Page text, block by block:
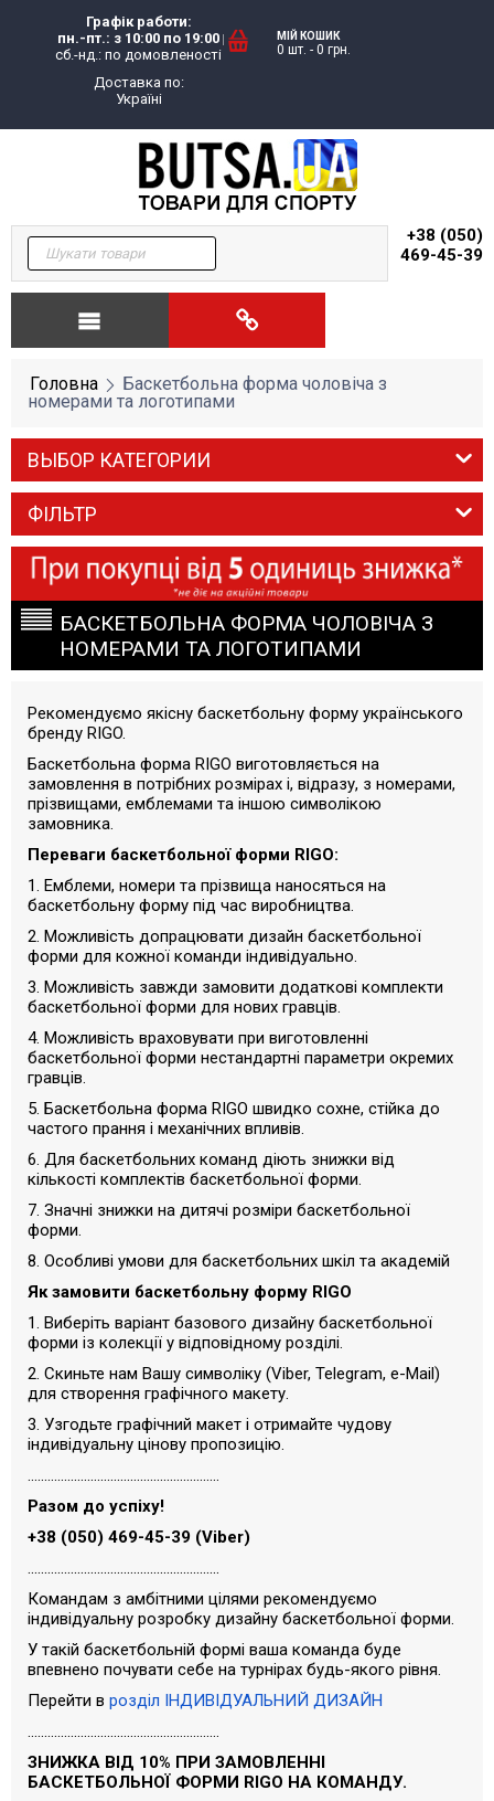
Графік работи:
пн.-пт.: з 10:00 по 19:00
сб.-нд.: по домовленості
Доставка по:
Україні
МІЙ КОШИК
0 шт. - 0 грн.
+38 (050)
469-45-39
Головна
Баскетбольна форма чоловіча з
номерами та логотипами
ВЫБОР КАТЕГОРИИ
ФІЛЬТР
БАСКЕТБОЛЬНА ФОРМА ЧОЛОВІЧА З
НОМЕРАМИ ТА ЛОГОТИПАМИ
Рекомендуємо якісну баскетбольну форму українського
бренду RIGO.
Баскетбольна форма RIGO виготовляється на
замовлення в потрібних розмірах і, відразу, з номерами,
прізвищами, емблемами та іншою символікою
замовника.
Переваги баскетбольної форми RIGO:
1. Емблеми, номери та прізвища наносяться на
баскетбольну форму під час виробництва.
2. Можливість допрацювати дизайн баскетбольної
форми для кожної команди індивідуально.
3. Можливість завжди замовити додаткові комплекти
баскетбольної форми для нових гравців.
4. Можливість враховувати при виготовленні
баскетбольної форми нестандартні параметри окремих
гравців.
5. Баскетбольна форма RIGO швидко сохне, стійка до
частого прання і механічних впливів.
6. Для баскетбольних команд діють знижки від
кількості комплектів баскетбольної форми.
7. Значні знижки на дитячі розміри баскетбольної
форми.
8. Особливі умови для баскетбольних шкіл та академій
Як замовити баскетбольну форму RIGO
1. Виберіть варіант базового дизайну баскетбольної
форми із колекції у відповідному розділі.
2. Скиньте нам Вашу символіку (Viber, Telegram, e-Mail)
для створення графічного макету.
3. Узгодьте графічний макет і отримайте чудову
індивідуальну цінову пропозицію.
..........................................................
Разом до успіху!
+38 (050) 469-45-39 (Viber)
..........................................................
Командам з амбітними цілями рекомендуємо
індивідуальну розробку дизайну баскетбольної форми.
У такій баскетбольній формі ваша команда буде
впевнено почувати себе на турнірах будь-якого рівня.
Перейти в розділ ІНДИВІДУАЛЬНИЙ ДИЗАЙН
..........................................................
ЗНИЖКА ВІД 10% ПРИ ЗАМОВЛЕННІ
БАСКЕТБОЛЬНОЇ ФОРМИ RIGO НА КОМАНДУ.